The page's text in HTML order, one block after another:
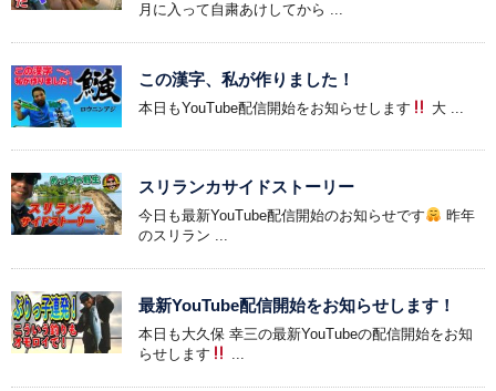
月に入って自粛あけしてから ...
この漢字、私が作りました！
本日もYouTube配信開始をお知らせします 大 ...
スリランカサイドストーリー
今日も最新YouTube配信開始のお知らせです
昨年
のスリラン ...
最新YouTube配信開始をお知らせします！
本日も大久保 幸三の最新YouTubeの配信開始をお知
らせします
...